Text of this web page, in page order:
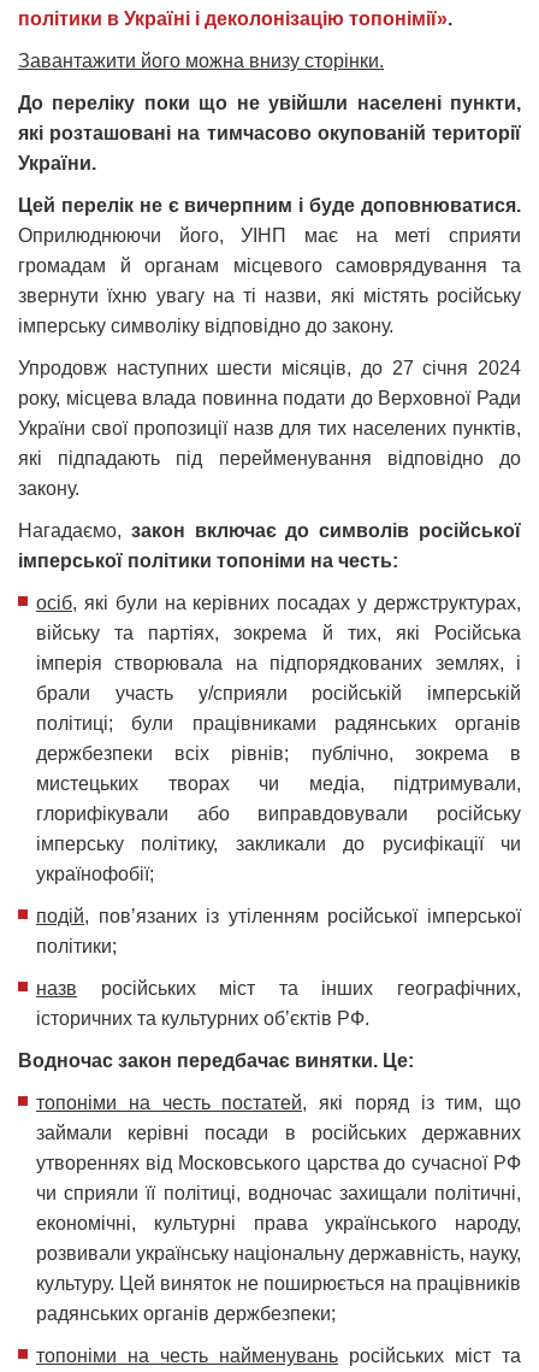
політики в Україні і деколонізацію топонімії».
Завантажити його можна внизу сторінки.
До переліку поки що не увійшли населені пункти,
які розташовані на тимчасово окупованій території
України.
Цей перелік не є вичерпним і буде доповнюватися.
Оприлюднюючи його, УІНП має на меті сприяти
громадам й органам місцевого самоврядування та
звернути їхню увагу на ті назви, які містять російську
імперську символіку відповідно до закону.
Упродовж наступних шести місяців, до 27 січня 2024
року, місцева влада повинна подати до Верховної Ради
України свої пропозиції назв для тих населених пунктів,
які підпадають під перейменування відповідно до
закону.
Нагадаємо, закон включає до символів російської
імперської політики топоніми на честь:
осіб, які були на керівних посадах у держструктурах,
війську та партіях, зокрема й тих, які Російська
імперія створювала на підпорядкованих землях, і
брали участь у/сприяли російській імперській
політиці; були працівниками радянських органів
держбезпеки всіх рівнів; публічно, зокрема в
мистецьких творах чи медіа, підтримували,
глорифікували або виправдовували російську
імперську політику, закликали до русифікації чи
українофобії;
подій, повʼязаних із утіленням російської імперської
політики;
назв російських міст та інших географічних,
історичних та культурних обʼєктів РФ.
Водночас закон передбачає винятки. Це:
топоніми на честь постатей, які поряд із тим, що
займали керівні посади в російських державних
утвореннях від Московського царства до сучасної РФ
чи сприяли її політиці, водночас захищали політичні,
економічні, культурні права українського народу,
розвивали українську національну державність, науку,
культуру. Цей виняток не поширюється на працівників
радянських органів держбезпеки;
топоніми на честь найменувань російських міст та